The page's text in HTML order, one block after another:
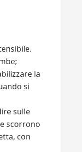
la
si
sulle
scorrono
con